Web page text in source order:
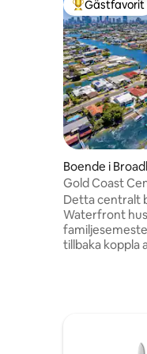
Populär
Gästfavorit
Boende i
s
Gold Coast
med pool
Detta centralt
Waterfront
tillbaka koppla
Beach, Star